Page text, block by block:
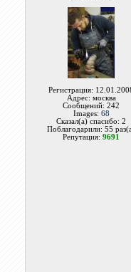
Регистрация:
Адрес: москва
Сообщений: 242
Images: 68
Сказал(а) спасибо: 2
Поблагодарили: 55
Репутация:9691